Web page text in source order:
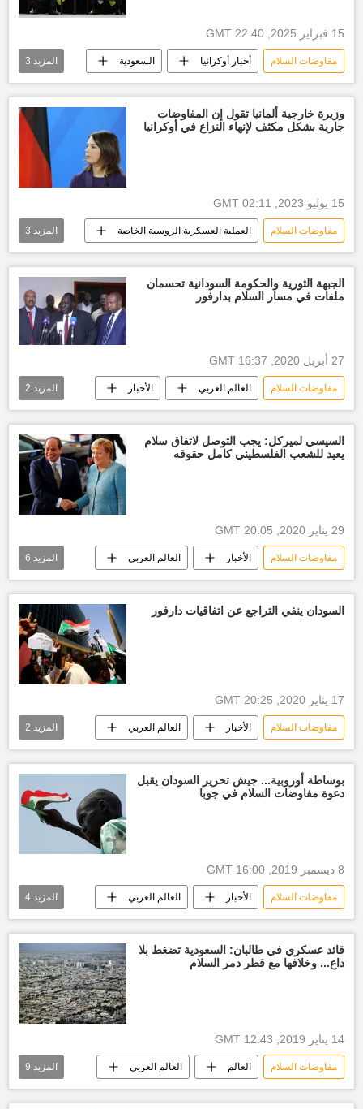
15 فبراير 2025, 22:40 GMT
مفاوضات السلام أخبار أوكرانيا السعودية
الولايات المتحدة الأمريكية روسيا
مفاوضات
المزيد 3
وزيرة خارجية ألمانيا تقول إن المفاوضات
جارية بشكل مكثف لإنهاء النزاع في أوكرانيا
15 يوليو 2023, 02:11 GMT
مفاوضات السلام العملية العسكرية الروسية الخاصة
أخبار أوكرانيا أخبار ألمانيا روسيا
المزيد 3
الجبهة الثورية والحكومة السودانية تحسمان
ملفات في مسار السلام بدارفور
27 أبريل 2020, 16:37 GMT
مفاوضات السلام العالم العربي الأخبار
أخبار السودان اليوم دارفور
المزيد 2
السيسي لميركل: يجب التوصل لاتفاق سلام
يعيد للشعب الفلسطيني كامل حقوقه
29 يناير 2020, 20:05 GMT
مفاوضات السلام الأخبار العالم العربي
العالم الرئيس عبدالفتاح السيسي
القضية الفلسطينية أخبار ألمانيا
المزيد 6
السودان ينفي التراجع عن اتفاقيات دارفور
17 يناير 2020, 20:25 GMT
مفاوضات السلام الأخبار العالم العربي
أخبار السودان اليوم دارفور
المزيد 2
بوساطة أوروبية... جيش تحرير السودان يقبل
دعوة مفاوضات السلام في جوبا
8 ديسمبر 2019, 16:00 GMT
مفاوضات السلام الأخبار العالم العربي
جوبا الصراع في جوبا أخبار العالم الآن
أخبار جنوب السودان
المزيد 4
قائد عسكري في طالبان: السعودية تضغط بلا
داع... وخلافها مع قطر دمر السلام
14 يناير 2019, 12:43 GMT
مفاوضات السلام العالم العالم العربي
الأخبار الولايات المتحدة الأمريكية
المزيد 9